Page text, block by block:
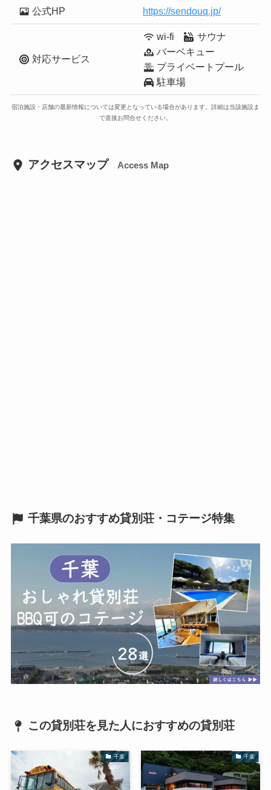
公式HP https://sendouq.jp/
対応サービス
wi-fi
サウナ
バーベキュー
プライベートプール
駐車場
宿泊施設・店舗の最新情報については変更となっている場合があります。詳細は当該施設ま
で直接お問合せください。
アクセスマップ Access Map
千葉県のおすすめ貸別荘・コテージ特集
この貸別荘を見た人におすすめの貸別荘
千葉 千葉